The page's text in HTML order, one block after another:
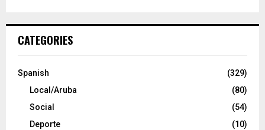
CATEGORIES
Spanish
(329)
Local/Aruba
(80)
Social
(54)
Deporte
(10)